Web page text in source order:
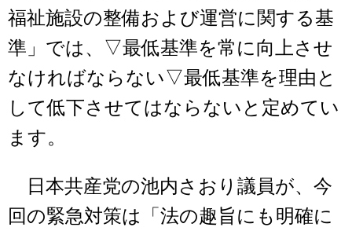
福祉施設の整備および運営に関する基
準」では、▽最低基準を常に向上させ
なければならない▽最低基準を理由と
して低下させてはならないと定めてい
ます。
日本共産党の池内さおり議員が、今
回の緊急対策は「法の趣旨にも明確に